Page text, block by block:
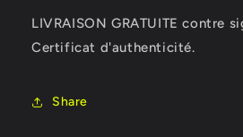
LIVRAISON GRATUITE contre
Certificat d'authenticité.
Share